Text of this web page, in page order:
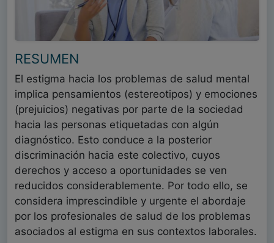
RESUMEN
El estigma hacia los problemas de salud mental
implica pensamientos (estereotipos) y emociones
(prejuicios) negativas por parte de la sociedad
hacia las personas etiquetadas con algún
diagnóstico. Esto conduce a la posterior
discriminación hacia este colectivo, cuyos
derechos y acceso a oportunidades se ven
reducidos considerablemente. Por todo ello, se
considera imprescindible y urgente el abordaje
por los profesionales de salud de los problemas
asociados al estigma en sus contextos laborales.